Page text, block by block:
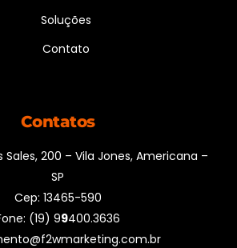
Soluções
Contato
Contatos
200 – Vila Jones, Americana –
SP
Cep: 13465-590
(19) 99400.3636